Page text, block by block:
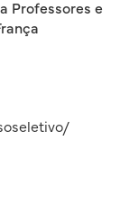
Professores e